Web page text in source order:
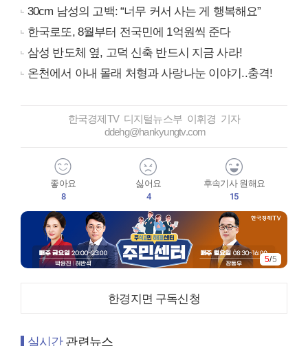
30cm 남성의 고백: “너무 커서 사는 게 행복해요”
한국로또, 8월부터 전국민에 1억원씩 준다
삼성 반도체 옆, 고덕 신축 반드시 지금 사라!
온천에서 아내 몰래 처형과 사랑나눈 이야기..충격!
한국경제TV 디지털뉴스부 이휘경 기자
ddehg@hankyungtv.com
좋아요
8
싫어요
4
후속기사 원해요
15
5/5
한경지면 구독신청
실시간관련뉴스